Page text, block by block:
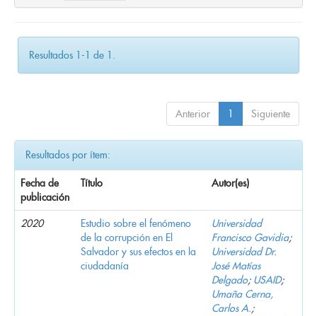
Resultados 1-1 de 1.
Anterior 1 Siguiente
Resultados por ítem:
Fecha de
publicación
Título Autor(es)
2020
Estudio sobre el fenómeno
de la corrupción en El
Salvador y sus efectos en la
ciudadanía
Universidad
Francisco Gavidia;
Universidad Dr.
José Matías
Delgado; USAID;
Umaña Cerna,
Carlos A.;